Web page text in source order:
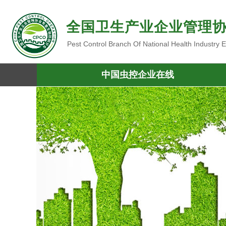
全国卫生产业企业管理
Pest Control Branch Of National Health Industry
中国虫控企业在线